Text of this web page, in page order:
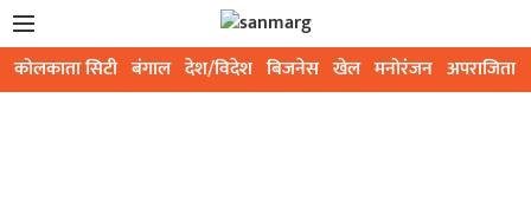
कोलकाता सिटी बंगाल देश/विदेश बिजनेस खेल मनोरंजन अपराजिता